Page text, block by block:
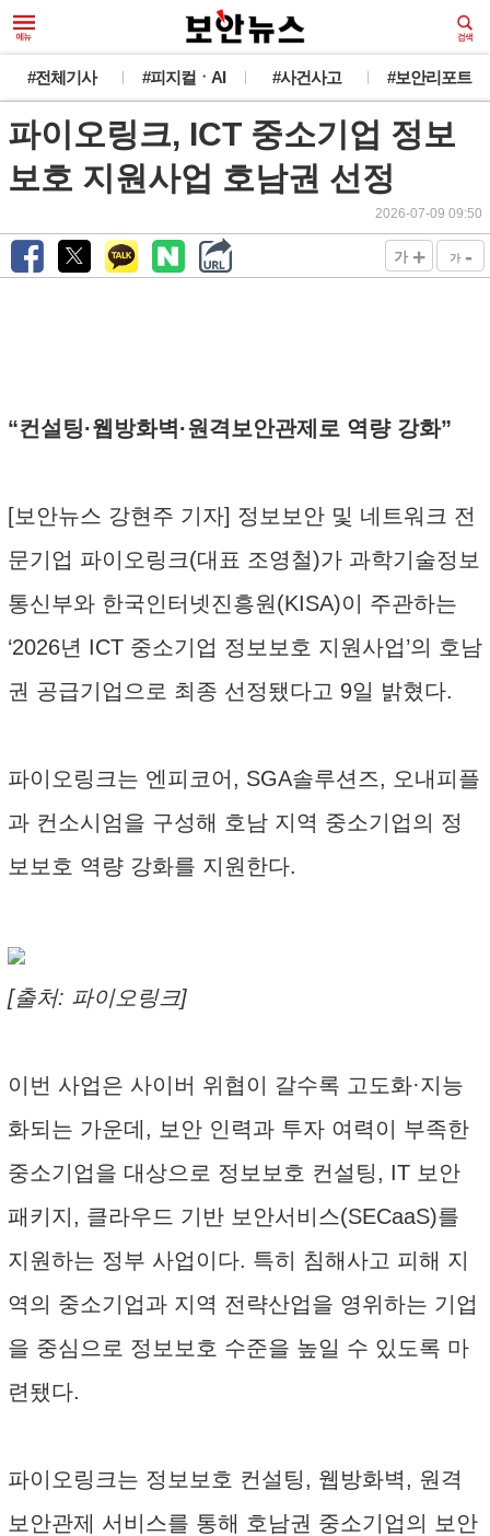
#전체기사 #피지컬ㆍAI #사건사고 #보안리포트
파이오링크, ICT 중소기업 정보
보호 지원사업 호남권 선정
2026-07-09 09:50
가 + 가 -
“컨설팅·웹방화벽·원격보안관제로 역량 강화”
[보안뉴스 강현주 기자] 정보보안 및 네트워크 전
문기업 파이오링크(대표 조영철)가 과학기술정보
통신부와 한국인터넷진흥원(KISA)이 주관하는
‘2026년 ICT 중소기업 정보보호 지원사업’의 호남
권 공급기업으로 최종 선정됐다고 9일 밝혔다.
파이오링크는 엔피코어, SGA솔루션즈, 오내피플
과 컨소시엄을 구성해 호남 지역 중소기업의 정
보보호 역량 강화를 지원한다.
[출처: 파이오링크]
이번 사업은 사이버 위협이 갈수록 고도화·지능
화되는 가운데, 보안 인력과 투자 여력이 부족한
중소기업을 대상으로 정보보호 컨설팅, IT 보안
패키지, 클라우드 기반 보안서비스(SECaaS)를
지원하는 정부 사업이다. 특히 침해사고 피해 지
역의 중소기업과 지역 전략산업을 영위하는 기업
을 중심으로 정보보호 수준을 높일 수 있도록 마
련됐다.
파이오링크는 정보보호 컨설팅, 웹방화벽, 원격
보안관제 서비스를 통해 호남권 중소기업의 보안